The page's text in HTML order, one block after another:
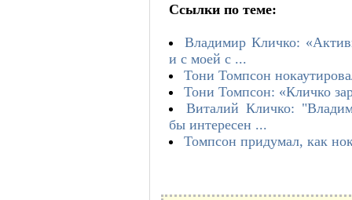
Ссылки по теме:
Владимир Кличко:
и с моей с ...
Тони Томпсон
Тони Томпсон: «Кличко
Виталий Кличко:
бы интересен ...
Томпсон придумал, как